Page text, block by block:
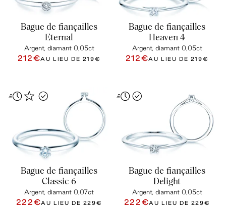
Bague de fiançailles
Eternal
Argent, diamant 0,05ct
212€AU LIEU DE 219€
Bague de fiançailles
Heaven 4
Argent, diamant 0,05ct
212€AU LIEU DE 219€
Bague de fiançailles
Classic 6
Argent, diamant 0,07ct
222€AU LIEU DE 229€
Bague de fiançailles
Delight
Argent, diamant 0,05ct
222€AU LIEU DE 229€